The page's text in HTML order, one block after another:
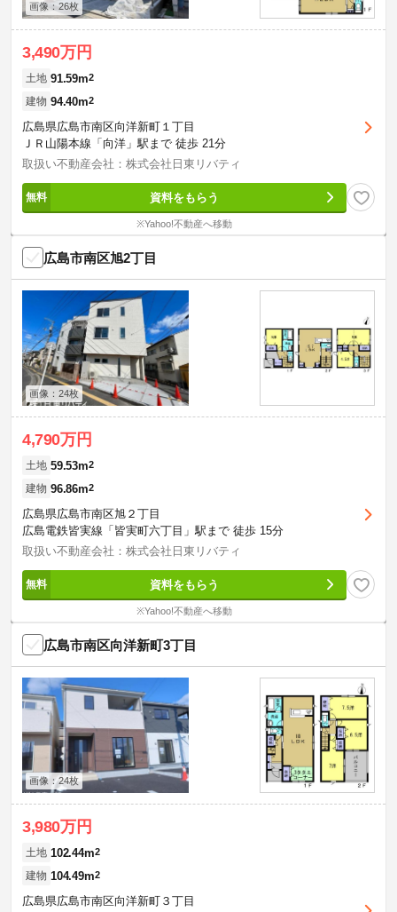
画像：26枚
3,490万円
土地 91.59m2
建物 94.40m2
広島県広島市南区向洋新町１丁目
ＪＲ山陽本線「向洋」駅まで 徒歩 21分
取扱い不動産会社：株式会社日東リバティ
資料をもらう
※Yahoo!不動産へ移動
広島市南区旭2丁目
画像：24枚
4,790万円
土地 59.53m2
建物 96.86m2
広島県広島市南区旭２丁目
広島電鉄皆実線「皆実町六丁目」駅まで 徒歩 15分
取扱い不動産会社：株式会社日東リバティ
資料をもらう
※Yahoo!不動産へ移動
広島市南区向洋新町3丁目
画像：24枚
3,980万円
土地 102.44m2
建物 104.49m2
広島県広島市南区向洋新町３丁目